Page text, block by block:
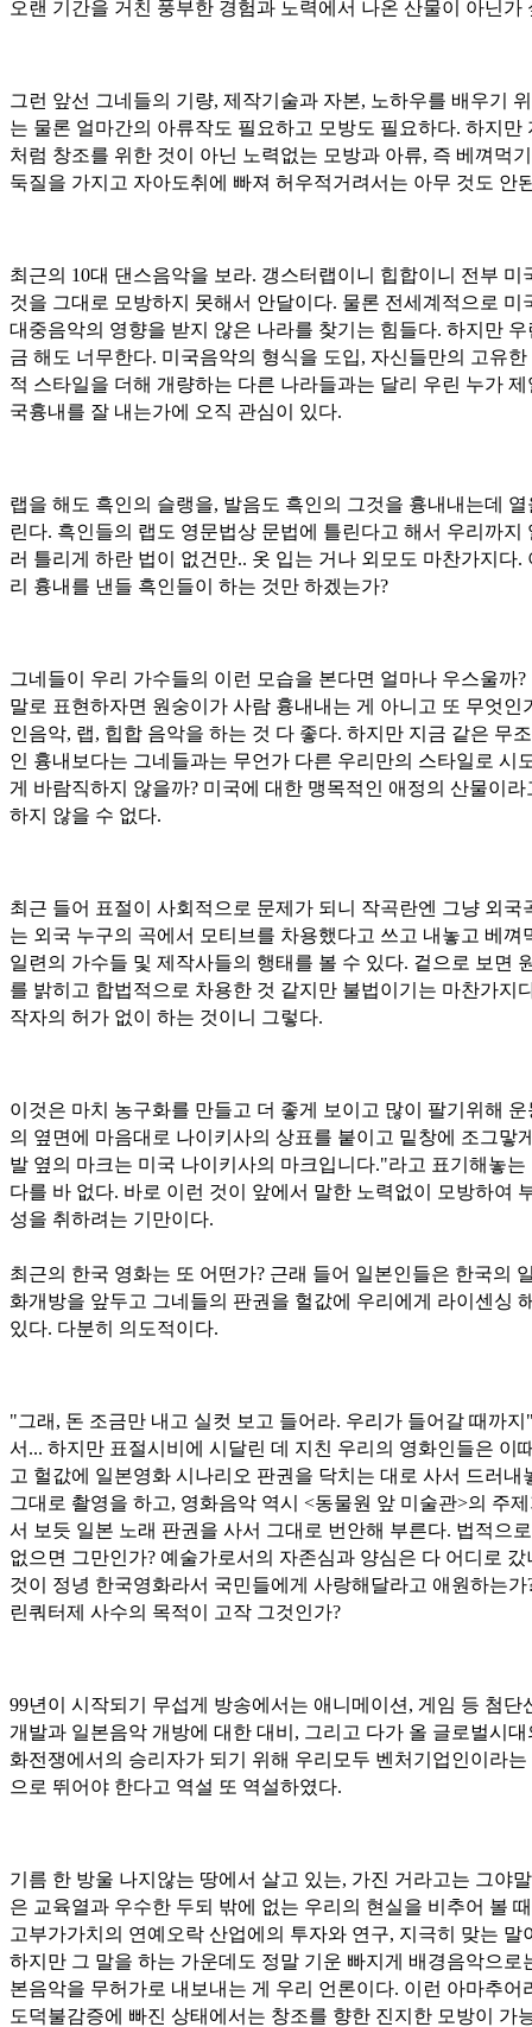
오랜 기간을 거친 풍부한 경험과 노력에서 나온 산물이 아닌가
그런 앞선 그네들의 기량, 제작기술과 자본, 노하우를 배우기
는 물론 얼마간의 아류작도 필요하고 모방도 필요하다. 하지만
처럼 창조를 위한 것이 아닌 노력없는 모방과 아류, 즉 베껴먹
둑질을 가지고 자아도취에 빠져 허우적거려서는 아무 것도 안
최근의 10대 댄스음악을 보라. 갱스터랩이니 힙합이니 전부 미
것을 그대로 모방하지 못해서 안달이다. 물론 전세계적으로 미
대중음악의 영향을 받지 않은 나라를 찾기는 힘들다. 하지만 우
금 해도 너무한다. 미국음악의 형식을 도입, 자신들만의 고유한
적 스타일을 더해 개량하는 다른 나라들과는 달리 우린 누가 제
국흉내를 잘 내는가에 오직 관심이 있다.
랩을 해도 흑인의 슬랭을, 발음도 흑인의 그것을 흉내내는데 열
린다. 흑인들의 랩도 영문법상 문법에 틀린다고 해서 우리까지
러 틀리게 하란 법이 없건만.. 옷 입는 거나 외모도 마찬가지다.
리 흉내를 낸들 흑인들이 하는 것만 하겠는가?
그네들이 우리 가수들의 이런 모습을 본다면 얼마나 우스울까?
말로 표현하자면 원숭이가 사람 흉내내는 게 아니고 또 무엇인
인음악, 랩, 힙합 음악을 하는 것 다 좋다. 하지만 지금 같은 무
인 흉내보다는 그네들과는 무언가 다른 우리만의 스타일로 시
게 바람직하지 않을까? 미국에 대한 맹목적인 애정의 산물이라
하지 않을 수 없다.
최근 들어 표절이 사회적으로 문제가 되니 작곡란엔 그냥 외국
는 외국 누구의 곡에서 모티브를 차용했다고 쓰고 내놓고 베껴
일련의 가수들 및 제작사들의 행태를 볼 수 있다. 겉으로 보면
를 밝히고 합법적으로 차용한 것 같지만 불법이기는 마찬가지
작자의 허가 없이 하는 것이니 그렇다.
이것은 마치 농구화를 만들고 더 좋게 보이고 많이 팔기위해 운
의 옆면에 마음대로 나이키사의 상표를 붙이고 밑창에 조그맣
발 옆의 마크는 미국 나이키사의 마크입니다."라고 표기해놓는
다를 바 없다. 바로 이런 것이 앞에서 말한 노력없이 모방하여
성을 취하려는 기만이다.
최근의 한국 영화는 또 어떤가? 근래 들어 일본인들은 한국의
화개방을 앞두고 그네들의 판권을 헐값에 우리에게 라이센싱
있다. 다분히 의도적이다.
"그래, 돈 조금만 내고 실컷 보고 들어라. 우리가 들어갈 때까지
서... 하지만 표절시비에 시달린 데 지친 우리의 영화인들은 이
고 헐값에 일본영화 시나리오 판권을 닥치는 대로 사서 드러내
그대로 촬영을 하고, 영화음악 역시 <동물원 앞 미술관>의 주
서 보듯 일본 노래 판권을 사서 그대로 번안해 부른다. 법적으
없으면 그만인가? 예술가로서의 자존심과 양심은 다 어디로 갔
것이 정녕 한국영화라서 국민들에게 사랑해달라고 애원하는가
린쿼터제 사수의 목적이 고작 그것인가?
99년이 시작되기 무섭게 방송에서는 애니메이션, 게임 등 첨단
개발과 일본음악 개방에 대한 대비, 그리고 다가 올 글로벌시대
화전쟁에서의 승리자가 되기 위해 우리모두 벤처기업인이라는
으로 뛰어야 한다고 역설 또 역설하였다.
기름 한 방울 나지않는 땅에서 살고 있는, 가진 거라고는 그야
은 교육열과 우수한 두되 밖에 없는 우리의 현실을 비추어 볼
고부가가치의 연예오락 산업에의 투자와 연구, 지극히 맞는 말
하지만 그 말을 하는 가운데도 정말 기운 빠지게 배경음악으로
본음악을 무허가로 내보내는 게 우리 언론이다. 이런 아마추어
도덕불감증에 빠진 상태에서는 창조를 향한 진지한 모방이 가